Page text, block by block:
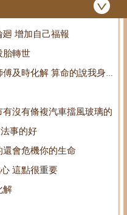
增加自己福報
胎轉世
及時化解 算命的說我身上
沒有脩複汽車擋風玻璃的
事的好
會危機你的生命
這點很重要
解